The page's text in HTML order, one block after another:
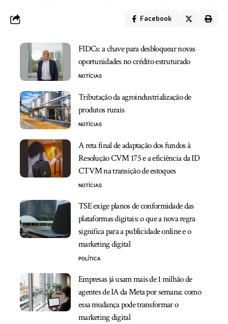
Facebook
FIDCs: a chave para desbloquear novas
oportunidades no crédito estruturado
NOTÍCIAS
Tributação da agroindustrialização de
produtos rurais
NOTÍCIAS
A reta final de adaptação dos fundos à
Resolução CVM 175 e a eficiência da ID
CTVM na transição de estoques
NOTÍCIAS
TSE exige planos de conformidade das
plataformas digitais: o que a nova regra
significa para a publicidade online e o
marketing digital
POLÍTICA
Empresas já usam mais de 1 milhão de
agentes de IA da Meta por semana: como
essa mudança pode transformar o
marketing digital